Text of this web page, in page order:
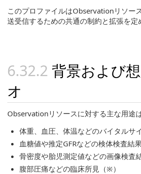
このプロファイルはObservationリソー
送受信するための共通の制約と拡張を定
背景および
オ
Observationリソースに対する主な用途
体重、血圧、体温などのバイタルサ
血糖値や推定GFRなどの検体検査結
骨密度や胎児測定値などの画像検査
腹部圧痛などの臨床所見（※）